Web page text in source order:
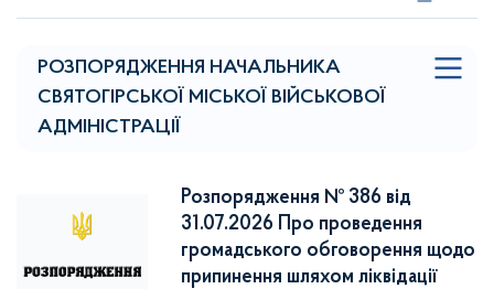
Розпорядження № 386 від
31.07.2026 Про проведення
громадського обговорення щодо
припинення шляхом ліквідації
РОЗПОРЯДЖЕННЯ НАЧАЛЬНИКА
СВЯТОГІРСЬКОЇ МІСЬКОЇ ВІЙСЬКОВОЇ
АДМІНІСТРАЦІЇ